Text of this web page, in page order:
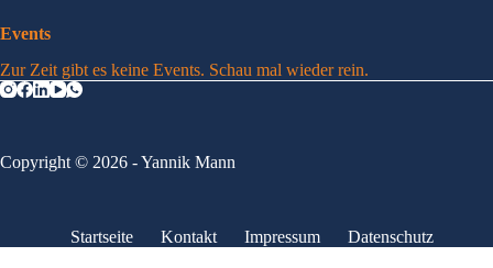
Events
Zur Zeit gibt es keine Events. Schau mal wieder rein.
Copyright © 2026 - Yannik Mann
Startseite Kontakt Impressum Datenschutz